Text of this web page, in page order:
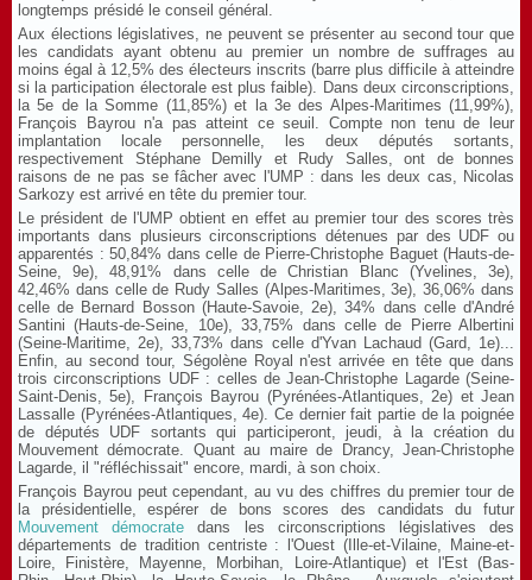
longtemps présidé le conseil général.
Aux élections législatives, ne peuvent se présenter au second tour que
les candidats ayant obtenu au premier un nombre de suffrages au
moins égal à 12,5% des électeurs inscrits (barre plus difficile à atteindre
si la participation électorale est plus faible). Dans deux circonscriptions,
la 5e de la Somme (11,85%) et la 3e des Alpes-Maritimes (11,99%),
François Bayrou n'a pas atteint ce seuil. Compte non tenu de leur
implantation locale personnelle, les deux députés sortants,
respectivement Stéphane Demilly et Rudy Salles, ont de bonnes
raisons de ne pas se fâcher avec l'UMP : dans les deux cas, Nicolas
Sarkozy est arrivé en tête du premier tour.
Le président de l'UMP obtient en effet au premier tour des scores très
importants dans plusieurs circonscriptions détenues par des UDF ou
apparentés : 50,84% dans celle de Pierre-Christophe Baguet (Hauts-de-
Seine, 9e), 48,91% dans celle de Christian Blanc (Yvelines, 3e),
42,46% dans celle de Rudy Salles (Alpes-Maritimes, 3e), 36,06% dans
celle de Bernard Bosson (Haute-Savoie, 2e), 34% dans celle d'André
Santini (Hauts-de-Seine, 10e), 33,75% dans celle de Pierre Albertini
(Seine-Maritime, 2e), 33,73% dans celle d'Yvan Lachaud (Gard, 1e)...
Enfin, au second tour, Ségolène Royal n'est arrivée en tête que dans
trois circonscriptions UDF : celles de Jean-Christophe Lagarde (Seine-
Saint-Denis, 5e), François Bayrou (Pyrénées-Atlantiques, 2e) et Jean
Lassalle (Pyrénées-Atlantiques, 4e). Ce dernier fait partie de la poignée
de députés UDF sortants qui participeront, jeudi, à la création du
Mouvement démocrate. Quant au maire de Drancy, Jean-Christophe
Lagarde, il "réfléchissait" encore, mardi, à son choix.
François Bayrou peut cependant, au vu des chiffres du premier tour de
la présidentielle, espérer de bons scores des candidats du futur
Mouvement démocrate dans les circonscriptions législatives des
départements de tradition centriste : l'Ouest (Ille-et-Vilaine, Maine-et-
Loire, Finistère, Mayenne, Morbihan, Loire-Atlantique) et l'Est (Bas-